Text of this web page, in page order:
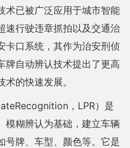
术已被广泛应用于城市智能
速行驶违章抓拍以及交通治
卡口系统，其作为治安刑侦
牌自动辨认技术提出了更高
的快速发展。
，LPR）是
模糊辨认为基础，建立车辆
号牌、车型、颜色等。它是